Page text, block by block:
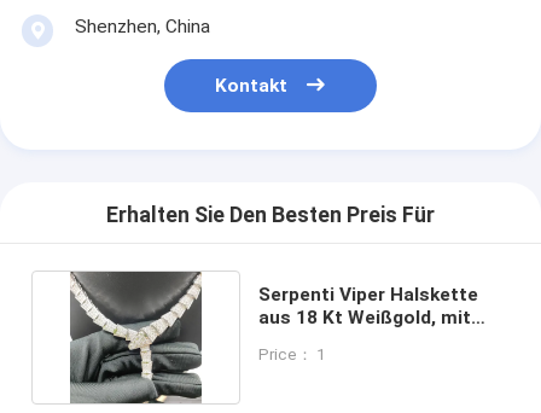
Shenzhen, China
Kontakt
Erhalten Sie Den Besten Preis Für
Serpenti Viper Halskette
aus 18 Kt Weißgold, mit
Price： 1